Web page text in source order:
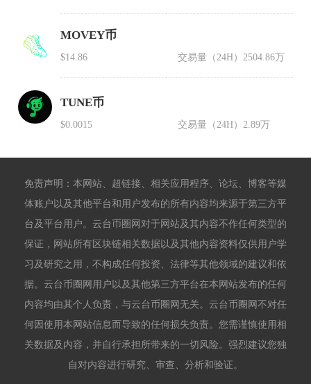
MOVEY币
$14.86 交易量（24H） 2504.86万
TUNE币
$0.0015 交易量（24H）2.89万
免责声明：本网站、超链接、相关应用程序、论坛、博客等媒
体账户以及其他平台和用户发布的所有内容均来源于第三方平
台及平台用户。云台币圈网对于网站及其内容不作任何类型的
保证，网站所有区块链相关数据以及其他内容资料仅供用户学
习及研究之用，不构成任何投资、法律等其他领域的建议和依
据。云台币圈网用户以及其他第三方平台在本网站发布的任何
内容均由其个人负责，与云台币圈网无关。云台币圈网不对任
何因使用本网站信息而导致的任何损失负责。您需谨慎使用相
关数据及内容，并自行承担所带来的一切风险。强烈建议您独
自对内容进行研究、审查、分析和验证。